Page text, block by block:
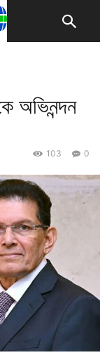
অভিনন্দন
0
103